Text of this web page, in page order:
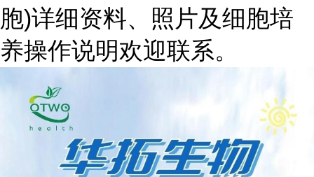
胞)详细资料、照片及细胞培
养操作说明欢迎联系。